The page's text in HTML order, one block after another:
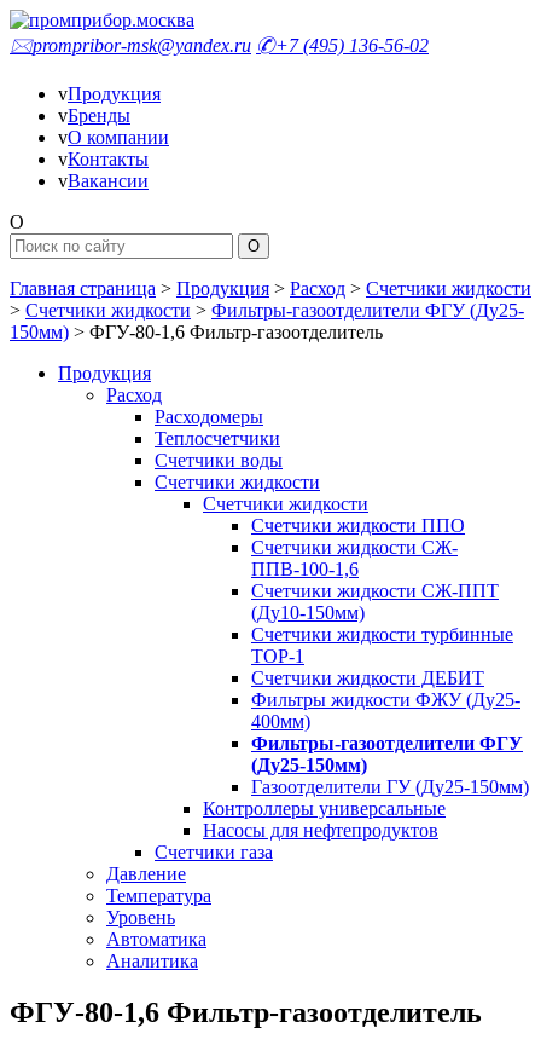
🖂prompribor-msk@yandex.ru ✆+7 (495) 136-56-02
vПродукция
vБренды
vО компании
vКонтакты
vВакансии
O
Главная страница > Продукция > Расход > Счетчики жидкости
> Счетчики жидкости > Фильтры-газоотделители ФГУ (Ду25-
150мм) > ФГУ-80-1,6 Фильтр-газоотделитель
Продукция
Расход
Расходомеры
Теплосчетчики
Счетчики воды
Счетчики жидкости
Счетчики жидкости
Счетчики жидкости ППО
Счетчики жидкости СЖ-
ППВ-100-1,6
Счетчики жидкости СЖ-ППТ
(Ду10-150мм)
Счетчики жидкости турбинные
ТОР-1
Счетчики жидкости ДЕБИТ
Фильтры жидкости ФЖУ (Ду25-
400мм)
Фильтры-газоотделители ФГУ
(Ду25-150мм)
Газоотделители ГУ (Ду25-150мм)
Контроллеры универсальные
Насосы для нефтепродуктов
Счетчики газа
Давление
Температура
Уровень
Автоматика
Аналитика
ФГУ-80-1,6 Фильтр-газоотделитель